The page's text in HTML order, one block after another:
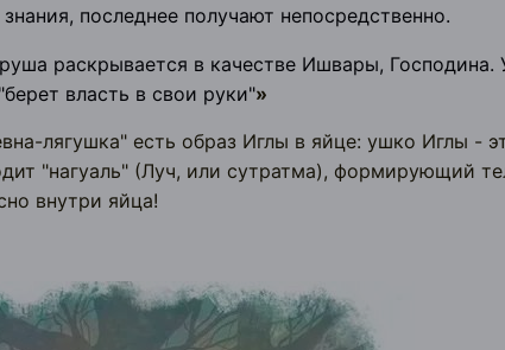
последнее получают непосредственно.
раскрывается в качестве Ишвары,
власть в свои руки"»
лягушка" есть образ Иглы в яйце: ушко Иглы -
"нагуаль" (Луч, или сутратма), формирующий
внутри яйца!